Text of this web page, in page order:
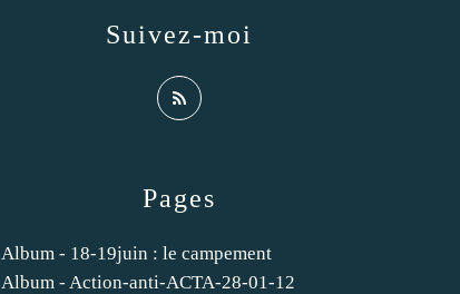
Pages
Album - 18-19juin : le campement
Album - Action-anti-ACTA-28-01-12
Suivez-moi